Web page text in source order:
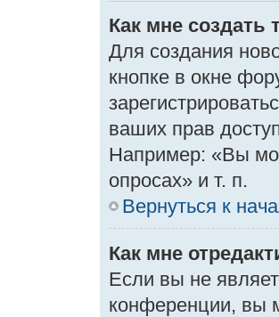
Как мне создать
Для создания
кнопке в окне
ваших прав
Например: «Вы
опросах» и т. п.
Вернуться к
Как мне
Если вы не
конференции, вы